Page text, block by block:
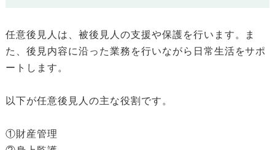
任意後見人は、被後見人の支援や保護を行います。ま
た、後見内容に沿った業務を行いながら日常生活をサポ
ートします。
以下が任意後見人の主な役割です。
①財産管理